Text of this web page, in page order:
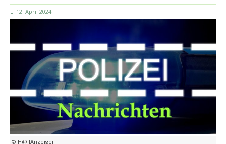
12. April 2024
© H@llAnzeiger